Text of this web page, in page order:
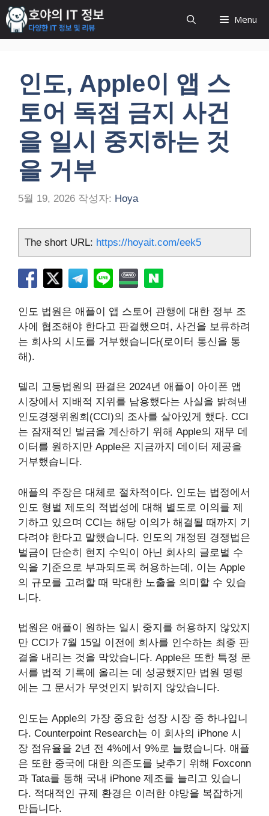
컨
텐
츠
Menu
인도, Apple이 앱 스
토어 독점 금지 사건
을 일시 중지하는 것
을 거부
5월 19, 2026 작성자: Hoya
The short URL: https://hoyait.com/eek5
인도 법원은 애플이 앱 스토어 관행에 대한 정부 조
사에 협조해야 한다고 판결했으며, 사건을 보류하려
는 회사의 시도를 거부했습니다(로이터 통신을 통
해).
델리 고등법원의 판결은 2024년 애플이 아이폰 앱
시장에서 지배적 지위를 남용했다는 사실을 밝혀낸
인도경쟁위원회(CCI)의 조사를 살아있게 했다. CCI
는 잠재적인 벌금을 계산하기 위해 Apple의 재무 데
이터를 원하지만 Apple은 지금까지 데이터 제공을
거부했습니다.
애플의 주장은 대체로 절차적이다. 인도는 법정에서
인도 형벌 제도의 적법성에 대해 별도로 이의를 제
기하고 있으며 CCI는 해당 이의가 해결될 때까지 기
다려야 한다고 말했습니다. 인도의 개정된 경쟁법은
벌금이 단순히 현지 수익이 아닌 회사의 글로벌 수
익을 기준으로 부과되도록 허용하는데, 이는 Apple
의 규모를 고려할 때 막대한 노출을 의미할 수 있습
니다.
법원은 애플이 원하는 일시 중지를 허용하지 않았지
만 CCI가 7월 15일 이전에 회사를 인수하는 최종 판
결을 내리는 것을 막았습니다. Apple은 또한 특정 문
서를 법적 기록에 올리는 데 성공했지만 법원 명령
에는 그 문서가 무엇인지 밝히지 않았습니다.
인도는 Apple의 가장 중요한 성장 시장 중 하나입니
다. Counterpoint Research는 이 회사의 iPhone 시
장 점유율을 2년 전 4%에서 9%로 늘렸습니다. 애플
은 또한 중국에 대한 의존도를 낮추기 위해 Foxconn
과 Tata를 통해 국내 iPhone 제조를 늘리고 있습니
다. 적대적인 규제 환경은 이러한 야망을 복잡하게
만듭니다.